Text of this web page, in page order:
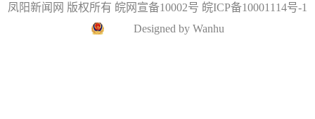
凤阳新闻网 版权所有 皖网宣备10002号 皖ICP备10001114号-1
Designed by Wanhu